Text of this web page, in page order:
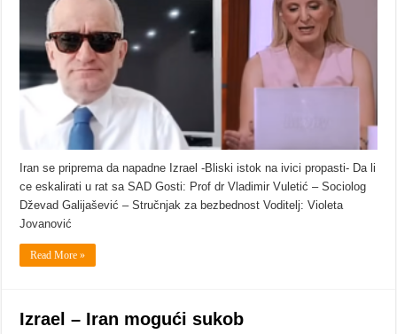
Iran se priprema da napadne Izrael -Bliski istok na ivici propasti- Da li
ce eskalirati u rat sa SAD Gosti: Prof dr Vladimir Vuletić – Sociolog
Dževad Galijašević – Stručnjak za bezbednost Voditelj: Violeta
Jovanović
Read More »
Izrael – Iran mogući sukob